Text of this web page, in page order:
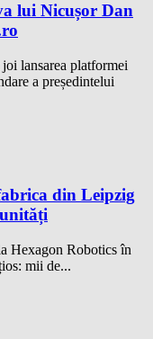
lui Nicușor Dan
lansarea platformei
a președintelui
din Leipzig
Hexagon Robotics în
mii de...